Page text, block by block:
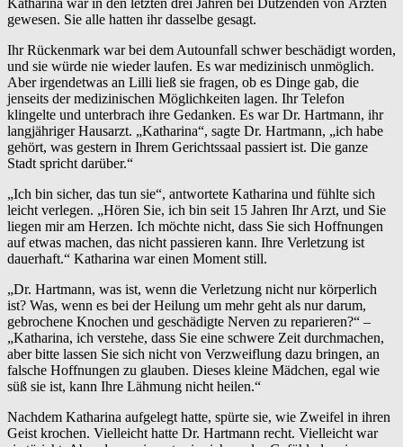
Katharina war in den letzten drei Jahren bei Dutzenden von Ärzten
gewesen. Sie alle hatten ihr dasselbe gesagt.
Ihr Rückenmark war bei dem Autounfall schwer beschädigt worden,
und sie würde nie wieder laufen. Es war medizinisch unmöglich.
Aber irgendetwas an Lilli ließ sie fragen, ob es Dinge gab, die
jenseits der medizinischen Möglichkeiten lagen. Ihr Telefon
klingelte und unterbrach ihre Gedanken. Es war Dr. Hartmann, ihr
langjähriger Hausarzt. „Katharina“, sagte Dr. Hartmann, „ich habe
gehört, was gestern in Ihrem Gerichtssaal passiert ist. Die ganze
Stadt spricht darüber.“
„Ich bin sicher, das tun sie“, antwortete Katharina und fühlte sich
leicht verlegen. „Hören Sie, ich bin seit 15 Jahren Ihr Arzt, und Sie
liegen mir am Herzen. Ich möchte nicht, dass Sie sich Hoffnungen
auf etwas machen, das nicht passieren kann. Ihre Verletzung ist
dauerhaft.“ Katharina war einen Moment still.
„Dr. Hartmann, was ist, wenn die Verletzung nicht nur körperlich
ist? Was, wenn es bei der Heilung um mehr geht als nur darum,
gebrochene Knochen und geschädigte Nerven zu reparieren?“ –
„Katharina, ich verstehe, dass Sie eine schwere Zeit durchmachen,
aber bitte lassen Sie sich nicht von Verzweiflung dazu bringen, an
falsche Hoffnungen zu glauben. Dieses kleine Mädchen, egal wie
süß sie ist, kann Ihre Lähmung nicht heilen.“
Nachdem Katharina aufgelegt hatte, spürte sie, wie Zweifel in ihren
Geist krochen. Vielleicht hatte Dr. Hartmann recht. Vielleicht war